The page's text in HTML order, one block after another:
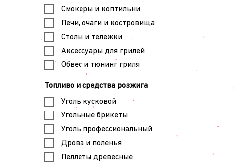
Смокеры и коптильни
Печи, очаги и костровища
Столы и тележки
Аксессуары для грилей
Обвес и тюнинг гриля
Топливо и средства розжига
Уголь кусковой
Угольные брикеты
Уголь профессиональный
Дрова и поленья
Пеллеты древесные